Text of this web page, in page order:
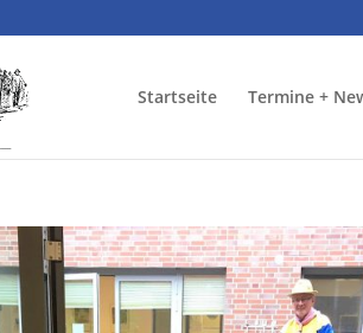
Startseite Termine +